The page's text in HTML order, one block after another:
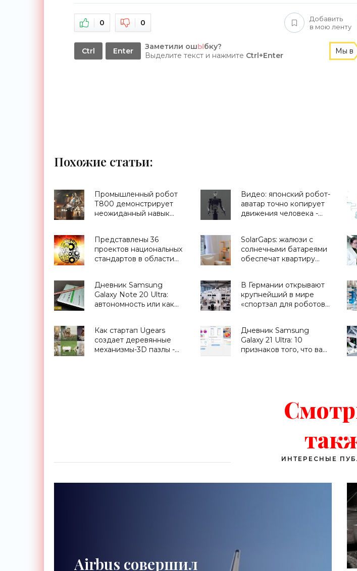
0 0
Добавить
в мою ленту
Ctrl Enter Заметили ошЫбку?
Выделите текст и нажмите Ctrl+Enter Мы в
Похожие статьи:
Промышленный робот
Т800 демонстрирует
неожиданный навык
Видео: японский робот-
аватар точно копирует
движения человека -
Представлены 36
проектов национальных
стандартов в области
SolarGaps: жалюзи с
солнечными батареями
обеспечат квартиру
«Новости Электроники»
Дневник Samsung
Galaxy Note 20 Ultra:
автономность или как
«Смартфоны»
В Германии открывают
крупнейший в мире
«спортзал для роботов»
Как стартап Ugears
создает деревянные
механизмы-3D пазлы -
Дневник Samsung
Galaxy 21 Ultra: 10
признаков того, что вам
ИНТЕРЕСНЫЕ
Airbus совершил